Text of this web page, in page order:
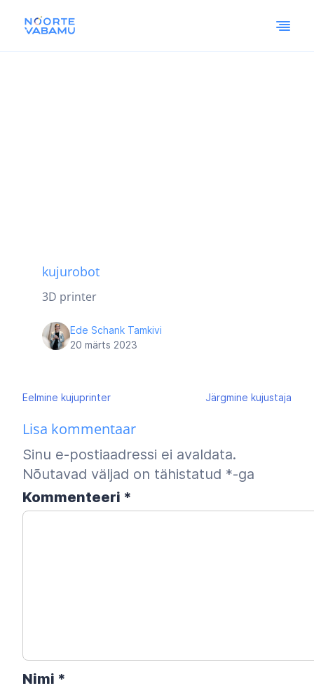
kujurobot
3D printer
Ede Schank Tamkivi
20 märts 2023
Navigeerimine
Eelmine kujuprinter Järgmine kujustaja
Lisa kommentaar
Sinu e-postiaadressi ei avaldata.
Nõutavad väljad on tähistatud *-ga
Kommenteeri *
Nimi *